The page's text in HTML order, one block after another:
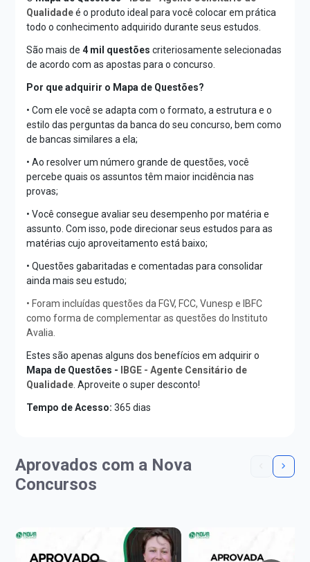
Qualidadeé o produto ideal para você colocar em prática
todo o conhecimento adquirido durante seus estudos.
São mais de4 mil questões criteriosamente selecionadas
de acordo com as apostas para o concurso.
Por que adquirir o Mapa de Questões?
• Com ele você se adapta com o formato, a estrutura e o
estilo das perguntas da banca do seu concurso, bem como
de bancas similares a ela;
• Ao resolver um número grande de questões, você
percebe quais os assuntos têm maior incidência nas
provas;
• Você consegue avaliar seu desempenho por matéria e
assunto. Com isso, pode direcionar seus estudos para as
matérias cujo aproveitamento está baixo;
• Questões gabaritadas e comentadas para consolidar
ainda mais seu estudo;
• Foram incluídas questões da FGV, FCC, Vunesp e IBFC
como forma de complementar as questões do Instituto
Avalia.
Estes são apenas alguns dos benefícios em adquirir o
Mapa de Questões - IBGE - Agente Censitário de
Qualidade . Aproveite o super desconto!
Tempo de Acesso: 365 dias
Aprovados com a Nova
Concursos